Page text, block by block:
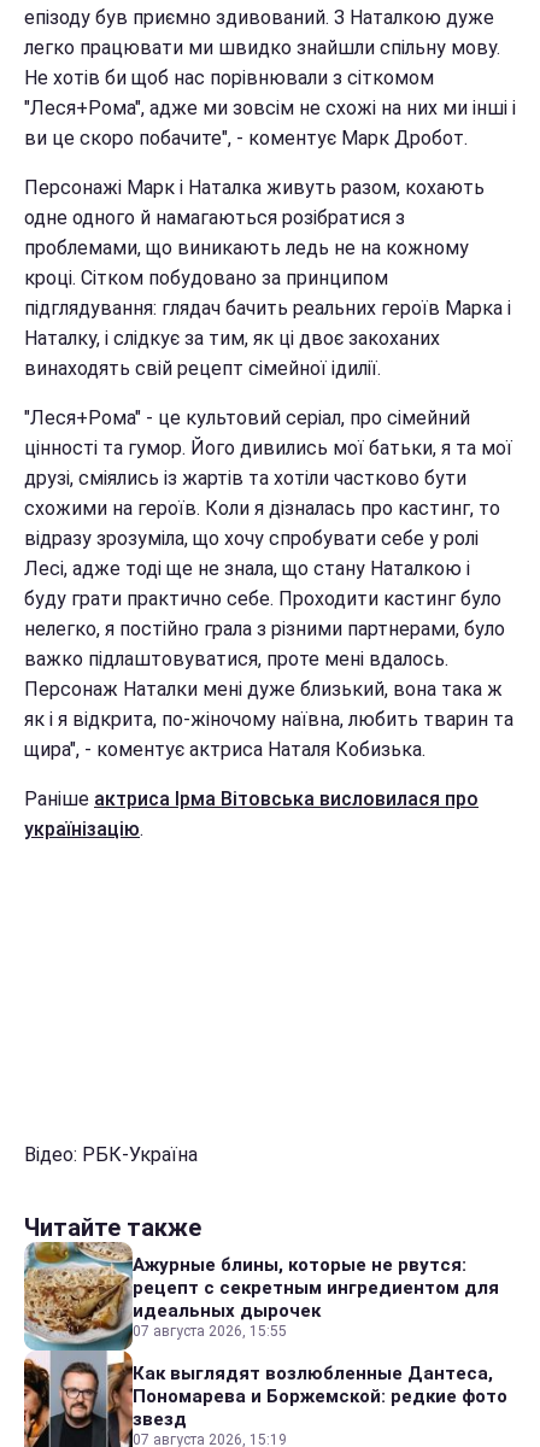
епізоду був приємно здивований. З Наталкою дуже
легко працювати ми швидко знайшли спільну мову.
Не хотів би щоб нас порівнювали з сіткомом
"Леся+Рома", адже ми зовсім не схожі на них ми інші і
ви це скоро побачите", - коментує Марк Дробот.
Персонажі Марк і Наталка живуть разом, кохають
одне одного й намагаються розібратися з
проблемами, що виникають ледь не на кожному
кроці. Сітком побудовано за принципом
підглядування: глядач бачить реальних героїв Марка і
Наталку, і слідкує за тим, як ці двоє закоханих
винаходять свій рецепт сімейної ідилії.
"Леся+Рома" - це культовий серіал, про сімейний
цінності та гумор. Його дивились мої батьки, я та мої
друзі, сміялись із жартів та хотіли частково бути
схожими на героїв. Коли я дізналась про кастинг, то
відразу зрозуміла, що хочу спробувати себе у ролі
Лесі, адже тоді ще не знала, що стану Наталкою і
буду грати практично себе. Проходити кастинг було
нелегко, я постійно грала з різними партнерами, було
важко підлаштовуватися, проте мені вдалось.
Персонаж Наталки мені дуже близький, вона така ж
як і я відкрита, по-жіночому наївна, любить тварин та
щира", - коментує актриса Наталя Кобизька.
Раніше актриса Ірма Вітовська висловилася про
українізацію.
Відео: РБК-Україна
Читайте также
Ажурные блины, которые не рвутся:
рецепт с секретным ингредиентом для
идеальных дырочек
07 августа 2026, 15:55
Как выглядят возлюбленные Дантеса,
Пономарева и Боржемской: редкие фото
звезд
07 августа 2026, 15:19